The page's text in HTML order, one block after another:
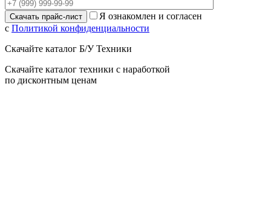
Я ознакомлен и согласен
с Политикой конфиденциальности
Скачайте каталог Б/У Техники
Скачайте каталог техники с наработкой
по дисконтным ценам